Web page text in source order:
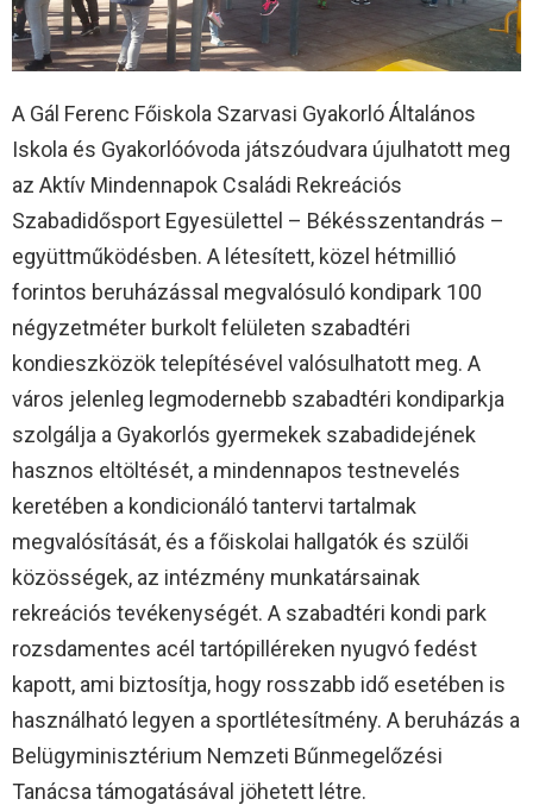
A Gál Ferenc Főiskola Szarvasi Gyakorló Általános
Iskola és Gyakorlóóvoda játszóudvara újulhatott meg
az Aktív Mindennapok Családi Rekreációs
Szabadidősport Egyesülettel – Békésszentandrás –
együttműködésben. A létesített, közel hétmillió
forintos beruházással megvalósuló kondipark 100
négyzetméter burkolt felületen szabadtéri
kondieszközök telepítésével valósulhatott meg. A
város jelenleg legmodernebb szabadtéri kondiparkja
szolgálja a Gyakorlós gyermekek szabadidejének
hasznos eltöltését, a mindennapos testnevelés
keretében a kondicionáló tantervi tartalmak
megvalósítását, és a főiskolai hallgatók és szülői
közösségek, az intézmény munkatársainak
rekreációs tevékenységét. A szabadtéri kondi park
rozsdamentes acél tartópilléreken nyugvó fedést
kapott, ami biztosítja, hogy rosszabb idő esetében is
használható legyen a sportlétesítmény. A beruházás a
Belügyminisztérium Nemzeti Bűnmegelőzési
Tanácsa támogatásával jöhetett létre.